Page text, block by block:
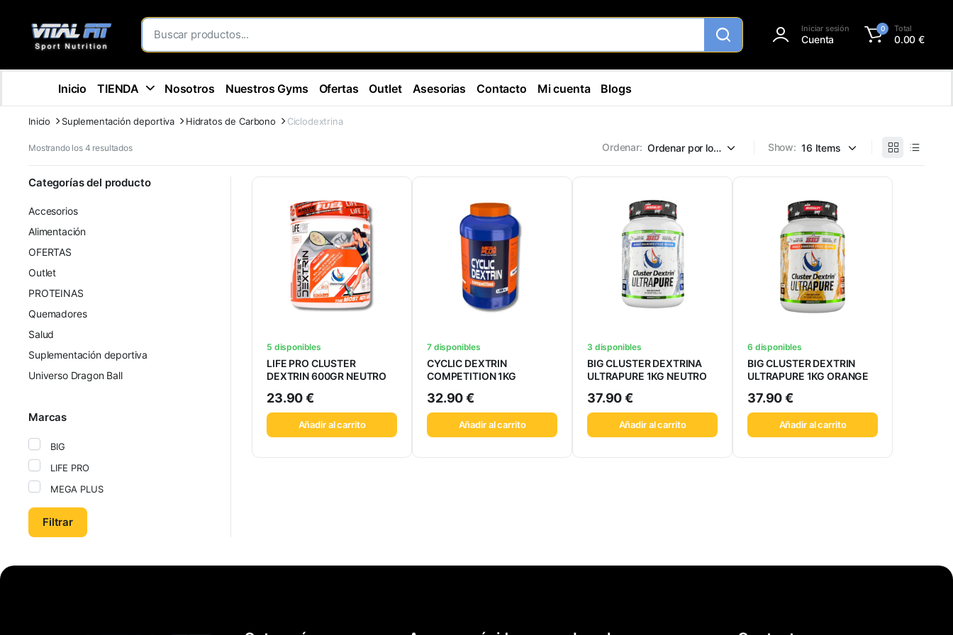
Iniciar sesión
Cuenta
0 Total
0.00€
Inicio TIENDA Nosotros Nuestros Gyms Ofertas Outlet Asesorias Contacto Mi cuenta Blogs
Inicio Suplementación deportiva Hidratos de Carbono Ciclodextrina
Mostrando los 4 resultados Ordenar: Show:
5 disponibles
LIFE PRO CLUSTER
DEXTRIN 600GR NEUTRO
23.90€
Añadir al carrito
7 disponibles
CYCLIC DEXTRIN
COMPETITION 1KG
32.90€
Añadir al carrito
3 disponibles
BIG CLUSTER DEXTRINA
ULTRAPURE 1KG NEUTRO
37.90€
Añadir al carrito
6 disponibles
BIG CLUSTER DEXTRIN
ULTRAPURE 1KG ORANGE
37.90€
Añadir al carrito
Categorías del producto
Accesorios
Alimentación
OFERTAS
Outlet
PROTEINAS
Quemadores
Salud
Suplementación deportiva
Universo Dragon Ball
Marcas
BIG
LIFE PRO
MEGA PLUS
Filtrar